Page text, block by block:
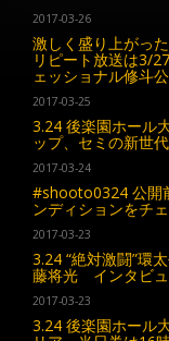
2017-03-26
激しく盛り上がっ
リピート放送は3/
ェッショナル修斗
2017-03-25
3.24 後楽園ホール
ップ、セミの新世
2017-03-24
#shooto0324 公開
ンディションをチェ
2017-03-23
3.24 “絶対激闘”環
藤将光 インタビ
2017-03-23
3.24 後楽園ホール